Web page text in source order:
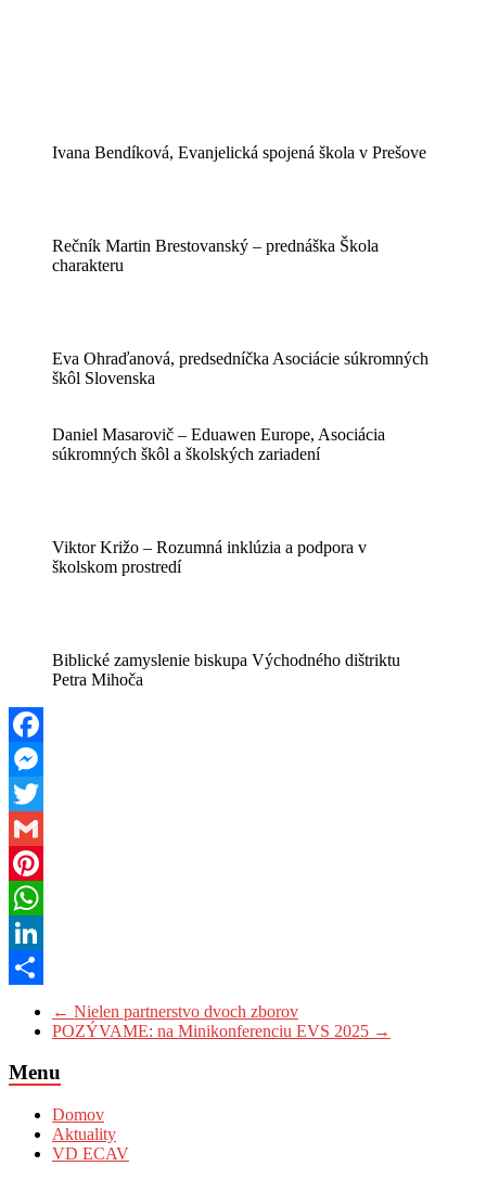
Ivana Bendíková, Evanjelická spojená škola v Prešove
Rečník Martin Brestovanský – prednáška Škola
charakteru
Eva Ohraďanová, predsedníčka Asociácie súkromných
škôl Slovenska
Daniel Masarovič – Eduawen Europe, Asociácia
súkromných škôl a školských zariadení
Viktor Križo – Rozumná inklúzia a podpora v
školskom prostredí
Biblické zamyslenie biskupa Východného dištriktu
Petra Mihoča
Facebook
Messenger
Twitter
Gmail
Pinterest
WhatsApp
LinkedIn
← Nielen partnerstvo dvoch zborov
POZÝVAME: na Minikonferenciu EVS 2025 →
Menu
Domov
Aktuality
VD ECAV